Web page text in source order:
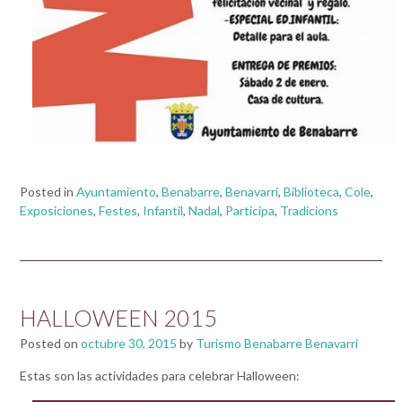
Posted in Ayuntamiento, Benabarre, Benavarri, Biblioteca, Cole,
Exposiciones, Festes, Infantil, Nadal, Participa, Tradicions
HALLOWEEN 2015
Posted on octubre 30, 2015 by Turismo Benabarre Benavarri
Estas son las actividades para celebrar Halloween: